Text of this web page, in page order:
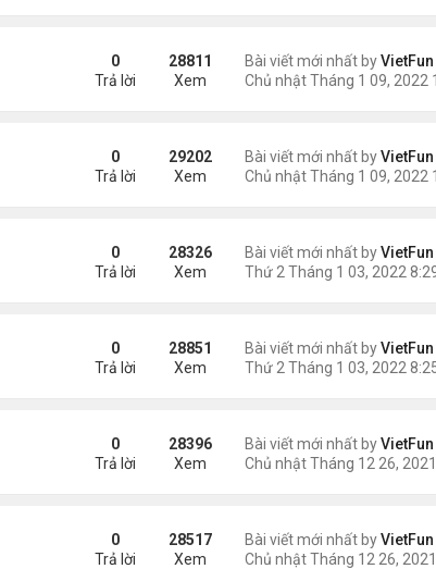
Bài viết mới nhất byVietFun
0
Trả lời
28811
Xem
Bài viết mới nhất byVietFun
0
Trả lời
29202
Xem
Bài viết mới nhất byVietFun
0
Trả lời
28326
Xem
Bài viết mới nhất byVietFun
0
Trả lời
28851
Xem
Bài viết mới nhất byVietFun
0
Trả lời
28396
Xem
Bài viết mới nhất byVietFun
0
Trả lời
28517
Xem